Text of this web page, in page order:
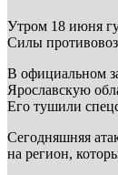
Утром 18 июня
Силы
В официальном
Ярославскую
Его тушили
Сегодняшняя
на регион,